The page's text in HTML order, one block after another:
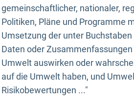
gemeinschaftlicher, nationaler,
Politiken, Pläne und Programme
Umsetzung der unter
Daten oder
Umwelt auswirken oder
auf die Umwelt haben, und
Risikobewertungen ..."